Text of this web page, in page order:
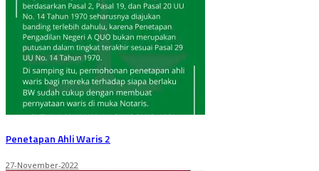
Penetapan Ahli Waris 2
27-November-2022